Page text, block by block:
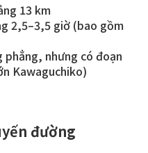
13 km
2,5–3,5 giờ (bao gồm
phẳng, nhưng có đoạn
Kawaguchiko)
đường